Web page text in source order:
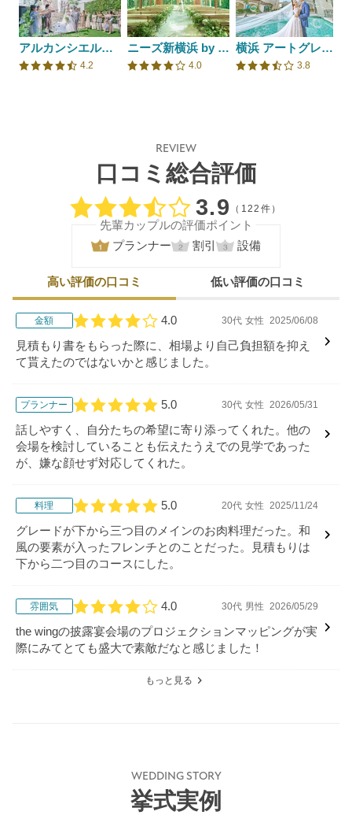
アルカンシエル横浜 luxemariage
口コミ評価
4.2
ニーズ新横浜 by T&G WEDDING(旧 アクアテラス迎賓館 新横浜)
口コミ評価
4.0
横浜 アートグレイス ポートサイドヴィラ
口コミ評価
3.8
REVIEW
口コミ総合評価
口コミ評価
3.9 （122件）
先輩カップルの評価ポイント
プランナー
割引 設備
高い評価の口コミ 低い評価の口コミ
金額
口コミ評価
4.0 30代 女性 2025/06/08
見積もり書をもらった際に、相場より自己負担額を抑え
て貰えたのではないかと感じました。
プランナー
口コミ評価
5.0 30代 女性 2026/05/31
話しやすく、自分たちの希望に寄り添ってくれた。他の
会場を検討していることも伝えたうえでの見学であった
が、嫌な顔せず対応してくれた。
料理
口コミ評価
5.0 20代 女性 2025/11/24
グレードが下から三つ目のメインのお肉料理だった。和
風の要素が入ったフレンチとのことだった。見積もりは
下から二つ目のコースにした。
雰囲気
口コミ評価
4.0 30代 男性 2026/05/29
the wingの披露宴会場のプロジェクションマッピングが実
際にみてとても盛大で素敵だなと感じました！
もっと見る
WEDDING STORY
挙式実例